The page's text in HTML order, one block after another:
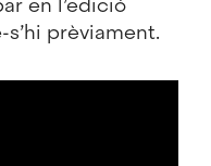
en l’edició
s’hi prèviament.